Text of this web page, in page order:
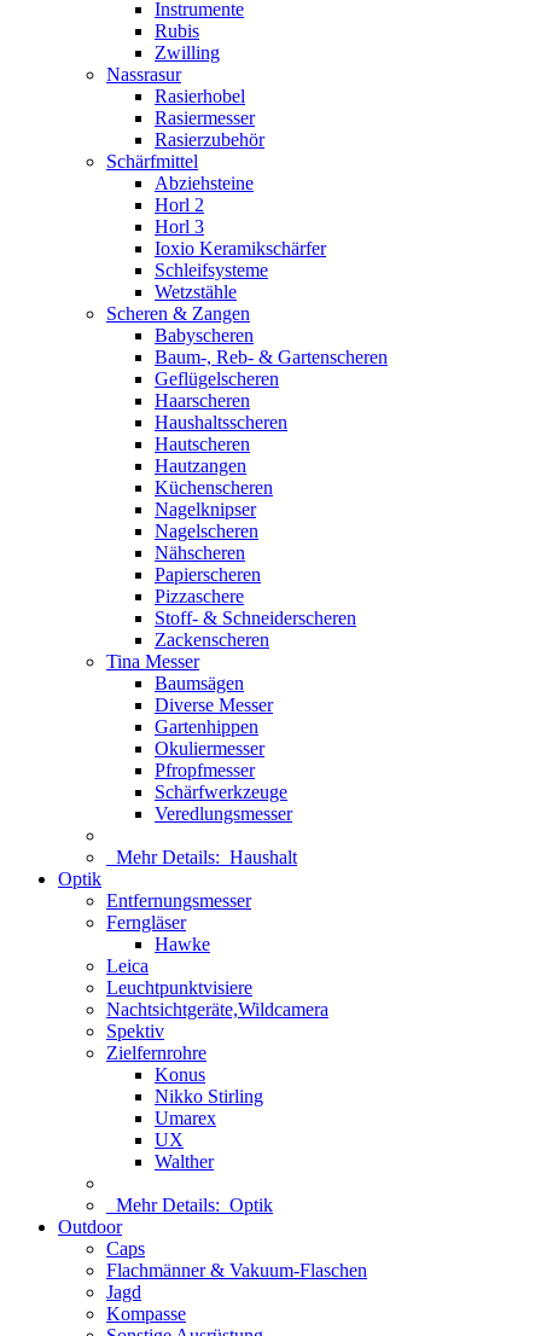
Instrumente
Rubis
Zwilling
Nassrasur
Rasierhobel
Rasiermesser
Rasierzubehör
Schärfmittel
Abziehsteine
Horl 2
Horl 3
Ioxio Keramikschärfer
Schleifsysteme
Wetzstähle
Scheren & Zangen
Babyscheren
Baum-, Reb- & Gartenscheren
Geflügelscheren
Haarscheren
Haushaltsscheren
Hautscheren
Hautzangen
Küchenscheren
Nagelknipser
Nagelscheren
Nähscheren
Papierscheren
Pizzaschere
Stoff- & Schneiderscheren
Zackenscheren
Tina Messer
Baumsägen
Diverse Messer
Gartenhippen
Okuliermesser
Pfropfmesser
Schärfwerkzeuge
Veredlungsmesser
Mehr Details: Haushalt
Optik
Entfernungsmesser
Ferngläser
Hawke
Leica
Leuchtpunktvisiere
Nachtsichtgeräte,Wildcamera
Spektiv
Zielfernrohre
Konus
Nikko Stirling
Umarex
UX
Walther
Mehr Details: Optik
Outdoor
Caps
Flachmänner & Vakuum-Flaschen
Jagd
Kompasse